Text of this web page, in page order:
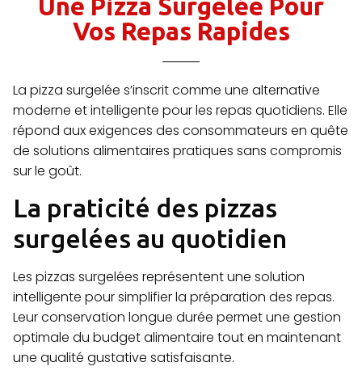
Une Pizza Surgelée Pour
Vos Repas Rapides
La pizza surgelée s’inscrit comme une alternative
moderne et intelligente pour les repas quotidiens. Elle
répond aux exigences des consommateurs en quête
de solutions alimentaires pratiques sans compromis
sur le goût.
La praticité des pizzas
surgelées au quotidien
Les pizzas surgelées représentent une solution
intelligente pour simplifier la préparation des repas.
Leur conservation longue durée permet une gestion
optimale du budget alimentaire tout en maintenant
une qualité gustative satisfaisante.